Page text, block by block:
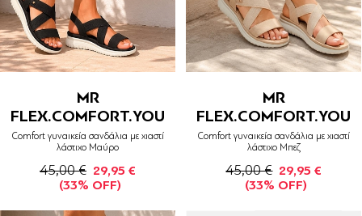
MR
FLEX.COMFORT.YOU
Comfort γυναικεία σανδάλια με χιαστί
λάστιχο Μαύρο
45,00 € 29,95 €
(33% OFF)
MR
FLEX.COMFORT.YOU
Comfort γυναικεία σανδάλια με χιαστί
λάστιχο Μπεζ
45,00 € 29,95 €
(33% OFF)